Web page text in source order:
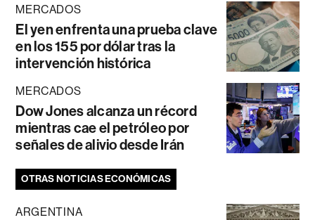
MERCADOS
El yen enfrenta una prueba clave
en los 155 por dólar tras la
intervención histórica
MERCADOS
Dow Jones alcanza un récord
mientras cae el petróleo por
señales de alivio desde Irán
OTRAS NOTICIAS ECONÓMICAS
ARGENTINA